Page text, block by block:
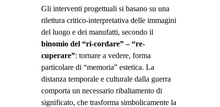
Gli interventi progettuali si basano su una
rilettura critico-interpretativa delle immagini
del luogo e dei manufatti, secondo il
binomio del “ri-cordare” – “re-
cuperare”: tornare a vedere, forma
particolare di “memoria” estetica. La
distanza temporale e culturale dalla guerra
comporta un necessario ribaltamento di
significato, che trasforma simbolicamente la